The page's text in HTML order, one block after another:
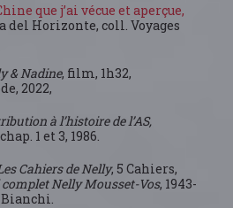
que j’ai vécue et aperçue,
del Horizonte, coll. Voyages
& Nadine, film, 1h32,
2022,
à l’histoire de l’AS,
1 et 3, 1986.
Cahiers de Nelly, 5 Cahiers,
Nelly Mousset-Vos, 1943-
Bianchi.